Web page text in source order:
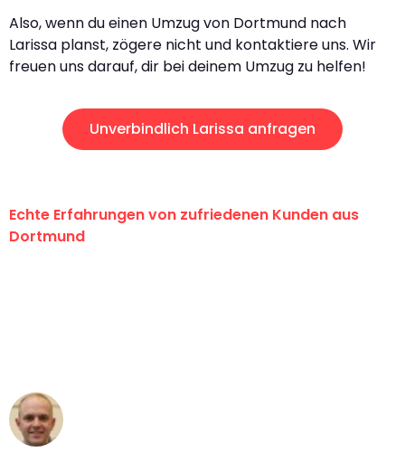
Also, wenn du einen Umzug von Dortmund nach
Larissa planst, zögere nicht und kontaktiere uns. Wir
freuen uns darauf, dir bei deinem Umzug zu helfen!
Unverbindlich Larissa anfragen
Echte Erfahrungen von zufriedenen Kunden aus
Dortmund